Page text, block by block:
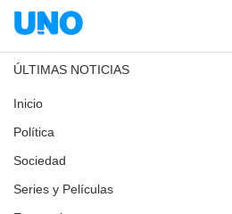
ÚLTIMAS NOTICIAS
Inicio
Política
Sociedad
Series y Películas